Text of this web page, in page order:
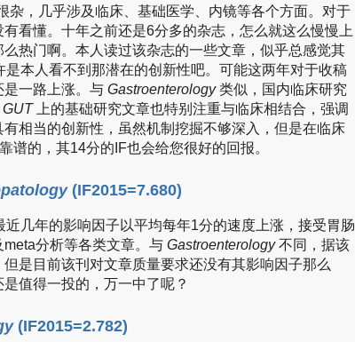
，几乎涉及临床、基础医学、内镜等各个方面。对于
看懂。十年之前还是6分多的杂志，怎么就这么慢慢上
热门啊。本人读过该杂志的一些文章，似乎总感觉其
本人看不到那潜在的创新性吧。可能这两年对于收稿
是一路上涨。与 Gastroenterology类似，国内临床研究
GUT上的基础研究文章也特别注重与临床相结合，强调
相当的创新性，虽然机制挖掘不够深入，但是在临床
谱的，其14分的IF也会给您很好的回报。
(IF2015=7.680)
几年的影响因子以平均每年1分的速度上涨，接受胃肠
分析等各类文章。与 Gastroenterology不同，据该
是目前该刊对文章质量要求还没有其影响因子那么
值得一投的，万一中了呢？
(IF2015=2.782)